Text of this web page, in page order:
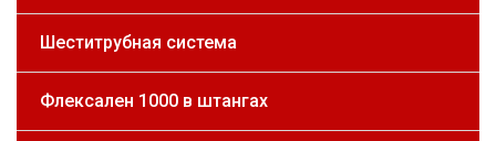
Шеститрубная система
Флексален 1000 в штангах